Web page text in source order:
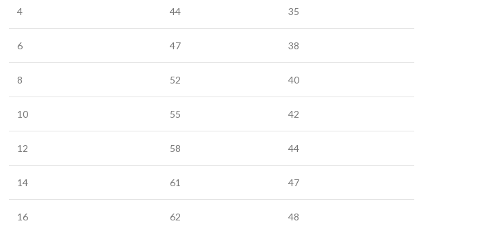
4 44 35
6 47 38
8 52 40
10 55 42
12 58 44
14 61 47
16 62 48